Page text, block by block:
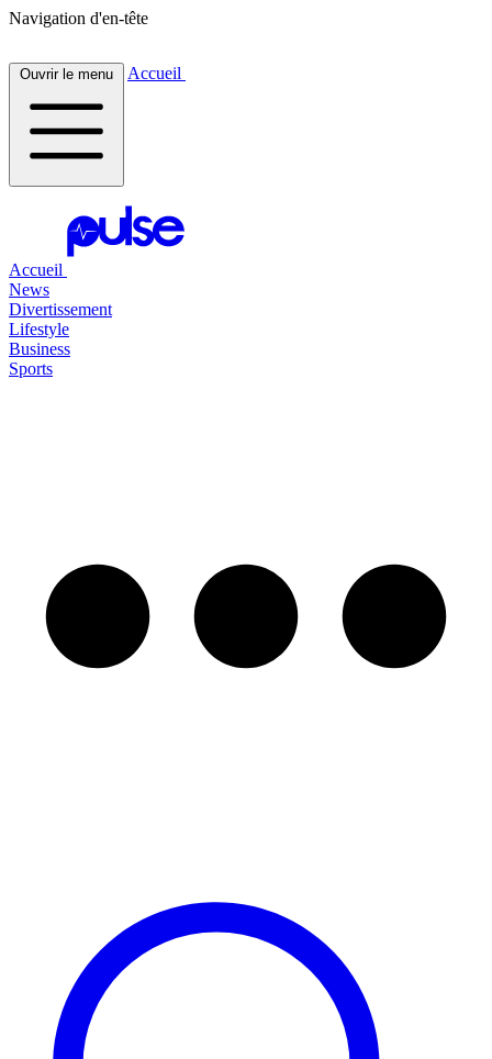
Navigation d'en-tête
Ouvrir le menu Accueil
Accueil
News
Divertissement
Lifestyle
Business
Sports